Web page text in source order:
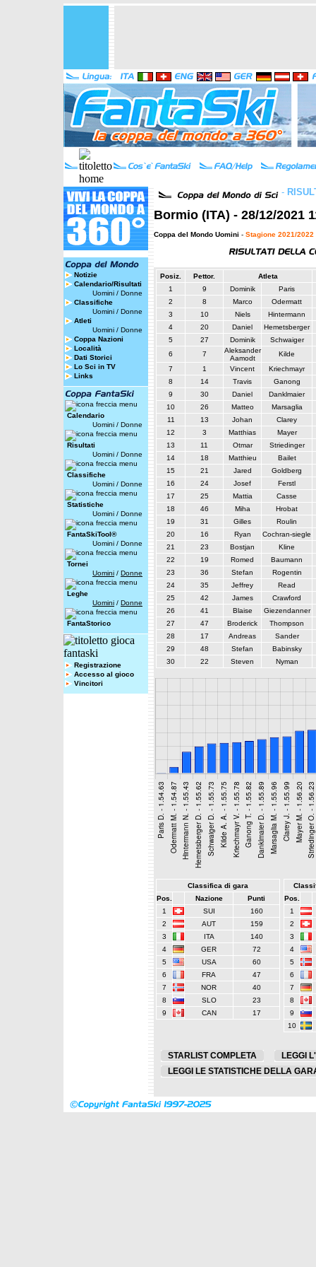
Notizie
Calendario/Risultati
Uomini / Donne
Classifiche
Uomini / Donne
Atleti
Uomini / Donne
Coppa Nazioni
Località
Dati Storici
Lo Sci in TV
Links
Calendario
Uomini / Donne
Risultati
Uomini / Donne
Classifiche
Uomini / Donne
Statistiche
Uomini / Donne
FantaSkiTool®
Uomini / Donne
Tornei
Uomini / Donne
Leghe
Uomini / Donne
FantaStorico
Registrazione
Accesso al gioco
Vincitori
-
Bormio (ITA) - 28/12/2021
Coppa del Mondo Uomini - Stagione 2021/2022
Posiz. Pettor.
Atleta
1
9 Dominik
Paris
2
8 Marco
Odermatt
3
10 Niels
Hintermann
4
20 Daniel
Hemetsberger
5
27 Dominik
Schwaiger
6
7
Aleksander
Aamodt
Kilde
7
1 Vincent
Kriechmayr
8
14 Travis
Ganong
9
30 Daniel
Danklmaier
10
26 Matteo
Marsaglia
11
13 Johan
Clarey
12
3 Matthias
Mayer
13
11 Otmar
Striedinger
14
18 Matthieu
Bailet
15
21 Jared
Goldberg
16
24 Josef
Ferstl
17
25 Mattia
Casse
18
46 Miha
Hrobat
19
31 Gilles
Roulin
20
16 Ryan
Cochran-siegle
21
23 Bostjan
Kline
22
19 Romed
Baumann
23
36 Stefan
Rogentin
24
35 Jeffrey
Read
25
42 James
Crawford
26
41 Blaise
Giezendanner
27
47 Broderick
Thompson
28
17 Andreas
Sander
29
48 Stefan
Babinsky
30
22 Steven Nyman
Classifica di gara
Pos.
Nazione
Punti
1
SUI
160
2
AUT
159
3
ITA
140
4
GER
72
5
USA
60
6
FRA
47
7
NOR
40
8
SLO
23
9
CAN 17
Pos.
1
2
3
4
5
6
7
8
9
10
STARLIST COMPLETA
LEGGI
LEGGI LE STATISTICHE DELLA